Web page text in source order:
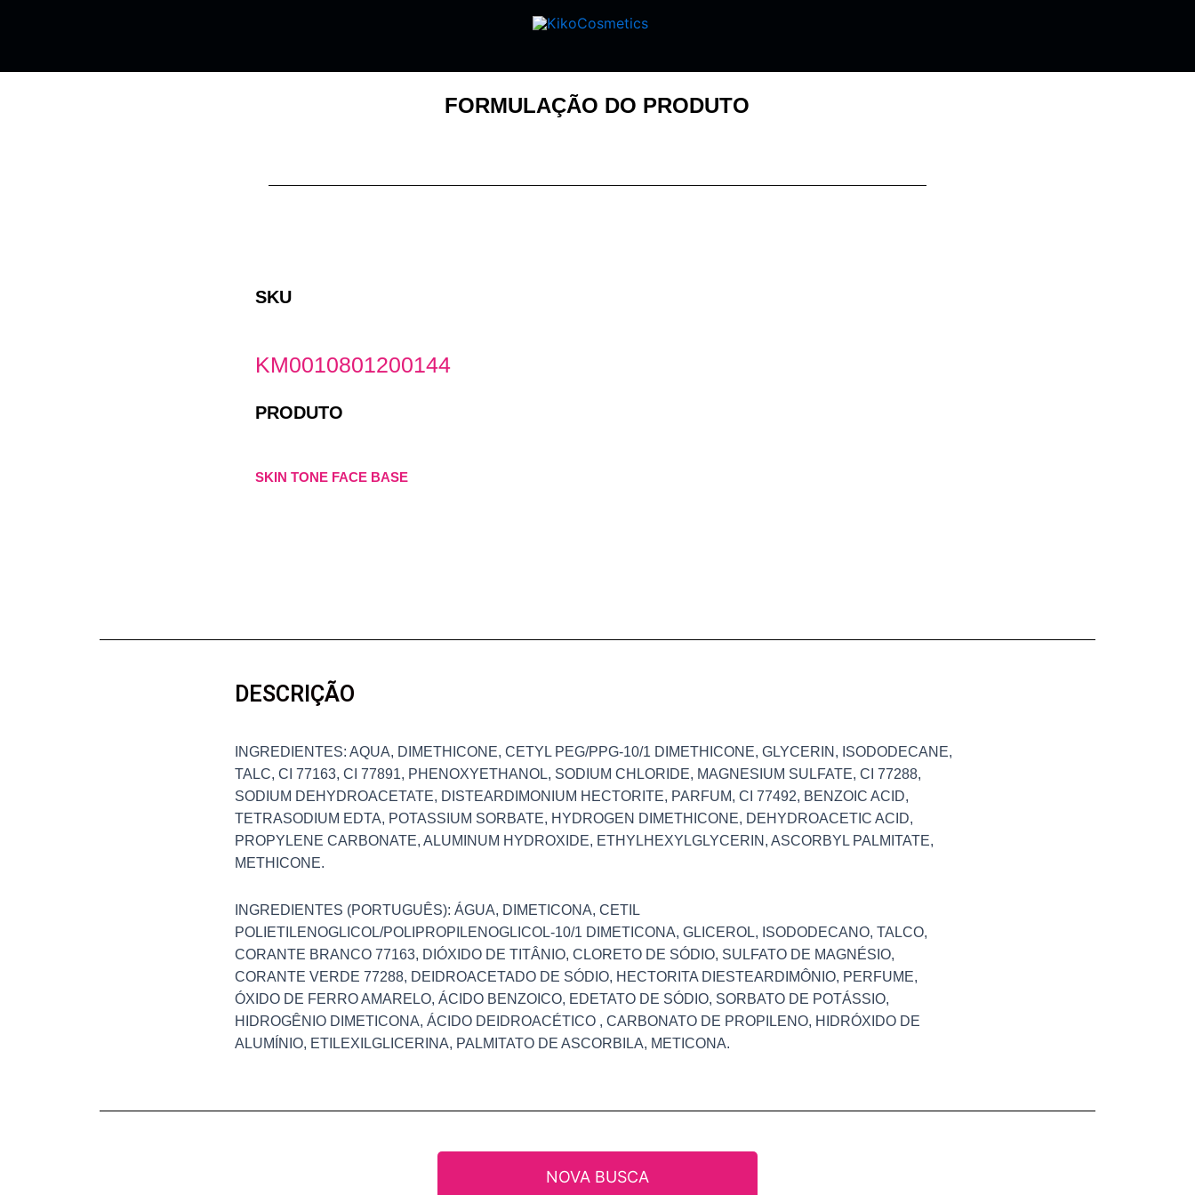
FORMULAÇÃO DO PRODUTO
SKU
KM0010801200144
PRODUTO
SKIN TONE FACE BASE
DESCRIÇÃO
INGREDIENTES: AQUA, DIMETHICONE, CETYL PEG/PPG-10/1 DIMETHICONE, GLYCERIN, ISODODECANE,
TALC, CI 77163, CI 77891, PHENOXYETHANOL, SODIUM CHLORIDE, MAGNESIUM SULFATE, CI 77288,
SODIUM DEHYDROACETATE, DISTEARDIMONIUM HECTORITE, PARFUM, CI 77492, BENZOIC ACID,
TETRASODIUM EDTA, POTASSIUM SORBATE, HYDROGEN DIMETHICONE, DEHYDROACETIC ACID,
PROPYLENE CARBONATE, ALUMINUM HYDROXIDE, ETHYLHEXYLGLYCERIN, ASCORBYL PALMITATE,
METHICONE.
INGREDIENTES (PORTUGUÊS): ÁGUA, DIMETICONA, CETIL
POLIETILENOGLICOL/POLIPROPILENOGLICOL-10/1 DIMETICONA, GLICEROL, ISODODECANO, TALCO,
CORANTE BRANCO 77163, DIÓXIDO DE TITÂNIO, CLORETO DE SÓDIO, SULFATO DE MAGNÉSIO,
CORANTE VERDE 77288, DEIDROACETADO DE SÓDIO, HECTORITA DIESTEARDIMÔNIO, PERFUME,
ÓXIDO DE FERRO AMARELO, ÁCIDO BENZOICO, EDETATO DE SÓDIO, SORBATO DE POTÁSSIO,
HIDROGÊNIO DIMETICONA, ÁCIDO DEIDROACÉTICO , CARBONATO DE PROPILENO, HIDRÓXIDO DE
ALUMÍNIO, ETILEXILGLICERINA, PALMITATO DE ASCORBILA, METICONA.
NOVA BUSCA